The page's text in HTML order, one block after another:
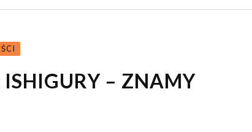
– ZNAMY